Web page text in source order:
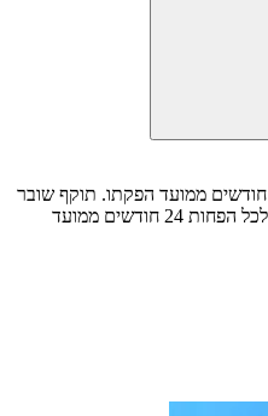
תוקף שובר כספי הינו לכל הפחות 60 חודשים ממועד הפקתו. תוקף שובר
לרכישת מוצר או שירות מסויים יהיה לכל הפחות 24 חודשים ממועד